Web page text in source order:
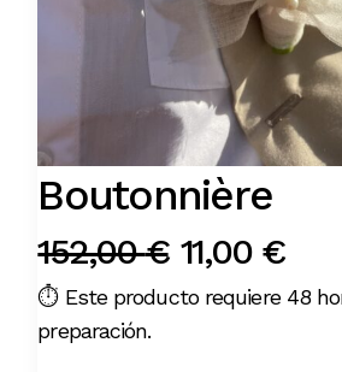
Boutonnière
152,00€
El
precio
original
11,00 €
El
precio
actual
⏱️ Este producto requiere 48
preparación.